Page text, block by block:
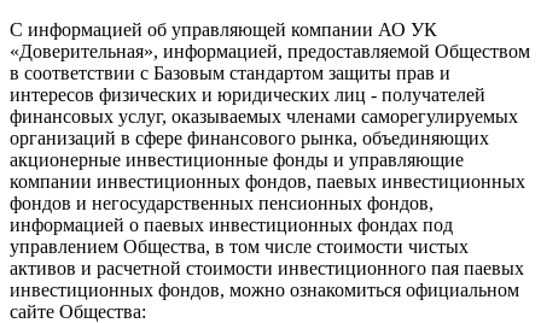
С информацией об управляющей компании АО УК
«Доверительная», информацией, предоставляемой Обществом
в соответствии с Базовым стандартом защиты прав и
интересов физических и юридических лиц - получателей
финансовых услуг, оказываемых членами саморегулируемых
организаций в сфере финансового рынка, объединяющих
акционерные инвестиционные фонды и управляющие
компании инвестиционных фондов, паевых инвестиционных
фондов и негосударственных пенсионных фондов,
информацией о паевых инвестиционных фондах под
управлением Общества, в том числе стоимости чистых
активов и расчетной стоимости инвестиционного пая паевых
инвестиционных фондов, можно ознакомиться официальном
сайте Общества: